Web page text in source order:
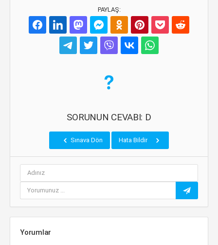
PAYLAŞ:
SORUNUN CEVABI: D
Sınava Dön Hata Bildir
Yorumlar